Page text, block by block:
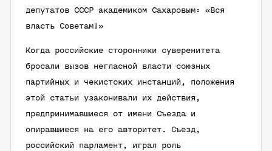
депутатов СССР академиком Сахаровым: «Вся
власть Советам!»
Когда российские сторонники суверенитета
бросали вызов негласной власти союзных
партийных и чекистских инстанций, положения
этой статьи узаконивали их действия,
предпринимавшиеся от имени Съезда и
опиравшиеся на его авторитет. Съезд,
российский парламент, играл роль